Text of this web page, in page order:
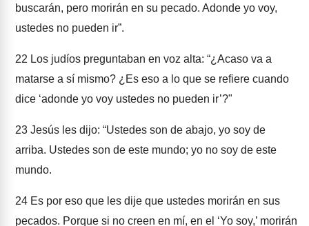
buscarán, pero morirán en su pecado. Adonde yo voy,
ustedes no pueden ir”.
22 Los judíos preguntaban en voz alta: “¿Acaso va a
matarse a sí mismo? ¿Es eso a lo que se refiere cuando
dice ‘adonde yo voy ustedes no pueden ir’?"
23 Jesús les dijo: “Ustedes son de abajo, yo soy de
arriba. Ustedes son de este mundo; yo no soy de este
mundo.
24 Es por eso que les dije que ustedes morirán en sus
pecados. Porque si no creen en mí, en el ‘Yo soy,’ morirán